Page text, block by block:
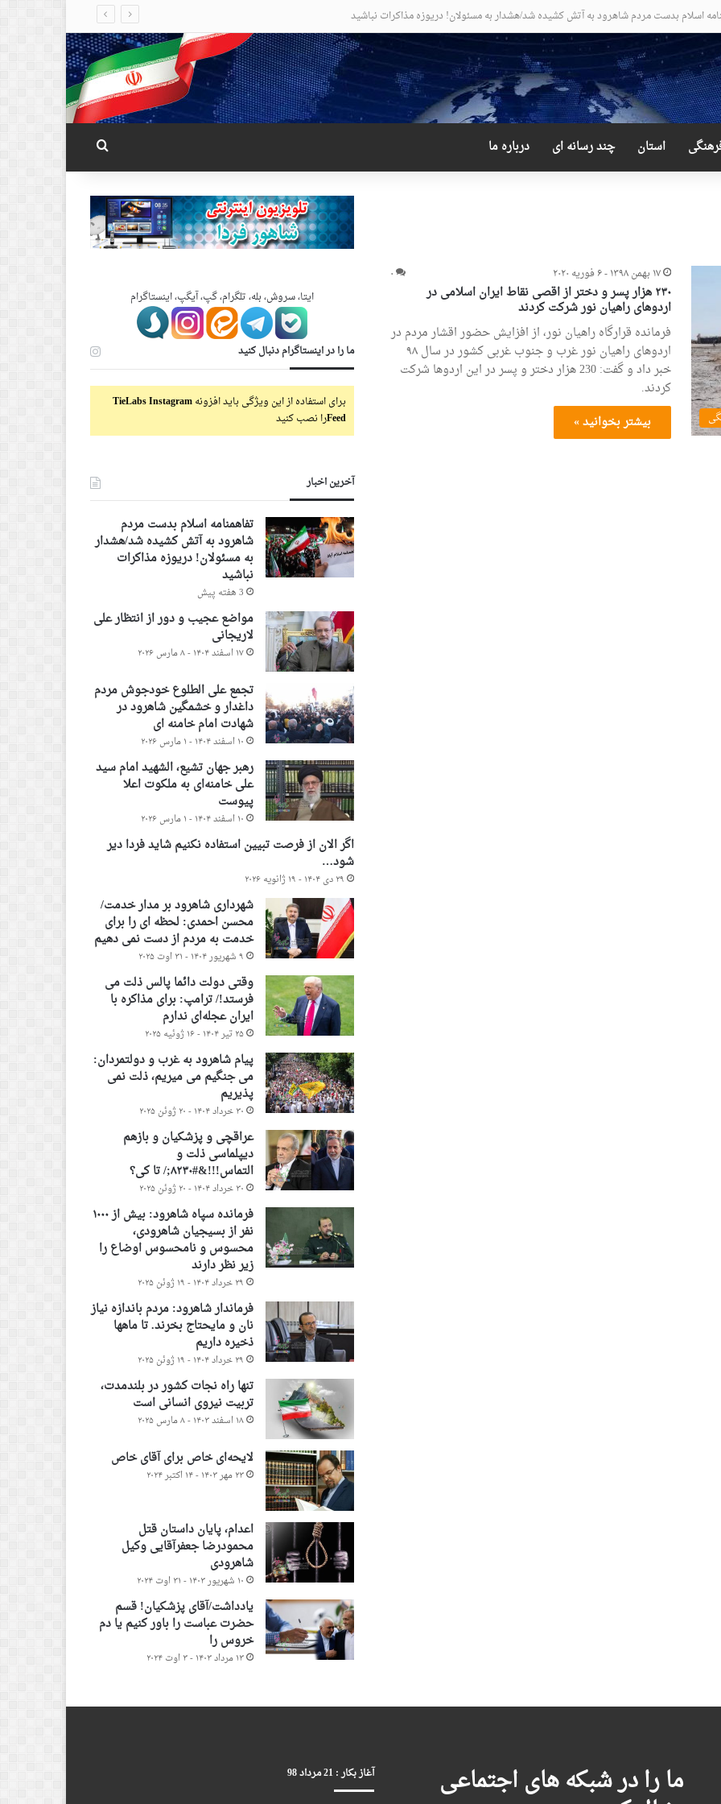
و دور از انتظار علی لاریجانی
استان چند رسانه ای درباره ما
۱۷ بهمن ۱۳۹۸ - ۶ فوریه ۲۰۲۰ ۰
۲۳۰ هزار پسر و دختر از اقصی نقاط ایران اسلامی در
اردوهای راهیان نور شرکت کردند
فرمانده قرارگاه راهیان نور، از افزایش حضور اقشار مردم در
اردوهای راهیان نور غرب و جنوب غربی کشور در سال ۹۸
خبر داد و گفت: 230 هزار دختر و پسر در این اردوها شرکت
کردند.
بیشتر بخوانید »
ایتا، سروش، بله، تلگرام، گپ، آیگپ، اینستاگرام
ما را در اینستاگرام دنبال کنید
برای استفاده از این ویژگی باید افزونهTieLabs Instagram
Feedرا نصب کنید
آخرین اخبار
تفاهمنامه اسلام بدست مردم
شاهرود به آتش کشیده شد/هشدار
به مسئولان! دریوزه مذاکرات
نباشید
3 هفته پیش
مواضع عجیب و دور از انتظار علی
لاریجانی
۱۷ اسفند ۱۴۰۴ - ۸ مارس ۲۰۲۶
تجمع علی الطلوع خودجوش مردم
داغدار و خشمگین شاهرود در
شهادت امام خامنه ای
۱۰ اسفند ۱۴۰۴ - ۱ مارس ۲۰۲۶
رهبر جهان تشیع، الشهید امام سید
علی خامنه‌ای به ملکوت اعلا
پیوست
۱۰ اسفند ۱۴۰۴ - ۱ مارس ۲۰۲۶
اگر الان از فرصت تبیین استفاده نکنیم شاید فردا دیر
شود…
۲۹ دی ۱۴۰۴ - ۱۹ ژانویه ۲۰۲۶
شهرداری شاهرود بر مدار خدمت/
محسن احمدی: لحظه ای را برای
خدمت به مردم از دست نمی دهیم
۹ شهریور ۱۴۰۴ - ۳۱ اوت ۲۰۲۵
وقتی دولت دائما پالس ذلت می
فرستد!/ ترامپ: برای مذاکره با
ایران عجله‌ای ندارم
۲۵ تیر ۱۴۰۴ - ۱۶ ژوئیه ۲۰۲۵
پیام شاهرود به غرب و دولتمردان:
می جنگیم می میریم، ذلت نمی
پذیریم
۳۰ خرداد ۱۴۰۴ - ۲۰ ژوئن ۲۰۲۵
عراقچی و پزشکیان و بازهم
دیپلماسی ذلت و
التماس!!!&#۸۲۳۰;/ تا کی؟
۳۰ خرداد ۱۴۰۴ - ۲۰ ژوئن ۲۰۲۵
فرمانده سپاه شاهرود: بیش از ۱۰۰۰
نفر از بسیجیان شاهرودی،
محسوس و نامحسوس اوضاع را
زیر نظر دارند
۲۹ خرداد ۱۴۰۴ - ۱۹ ژوئن ۲۰۲۵
فرماندار شاهرود: مردم باندازه نیاز
نان و مایحتاج بخرند. تا ماهها
ذخیره داریم
۲۹ خرداد ۱۴۰۴ - ۱۹ ژوئن ۲۰۲۵
تنها راه نجات کشور در بلندمدت،
تربیت نیروی انسانی است
۱۸ اسفند ۱۴۰۳ - ۸ مارس ۲۰۲۵
لایحه‌ای خاص برای آقای خاص
۲۳ مهر ۱۴۰۳ - ۱۴ اکتبر ۲۰۲۴
اعدام، پایان داستان قتل
محمودرضا جعفرآقایی وکیل
شاهرودی
۱۰ شهریور ۱۴۰۳ - ۳۱ اوت ۲۰۲۴
یادداشت/آقای پزشکیان! قسم
حضرت عباست را باور کنیم یا دم
خروس را
۱۳ مرداد ۱۴۰۳ - ۳ اوت ۲۰۲۴
ما را در شبکه های اجتماعی آغاز بکار : 21 مرداد 98